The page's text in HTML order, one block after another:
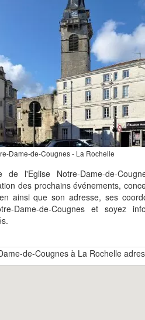
Dame-de-Cougnes - La Rochelle
de l'Eglise Notre-Dame-de-
des prochains événements,
ainsi que son adresse, ses
Dame-de-Cougnes et soyez
de-Cougnes à La Rochelle